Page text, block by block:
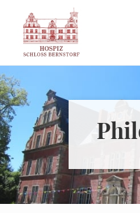
Menu
main
content
primary
sidebar
Refugium
auf
der
letzten
Reise